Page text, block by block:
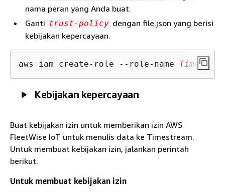
nama peran yang Anda buat.
Ganti trust-policy dengan file.json yang berisi
kebijakan kepercayaan.
aws iam create-role --role-name
Kebijakan kepercayaan
Buat kebijakan izin untuk memberikan izin AWS
FleetWise IoT untuk menulis data ke Timestream.
Untuk membuat kebijakan izin, jalankan perintah
berikut.
Untuk membuat kebijakan izin